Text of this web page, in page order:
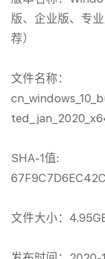
版、企业版、专
荐）
文件名称：
SHA-1值:
文件大小：